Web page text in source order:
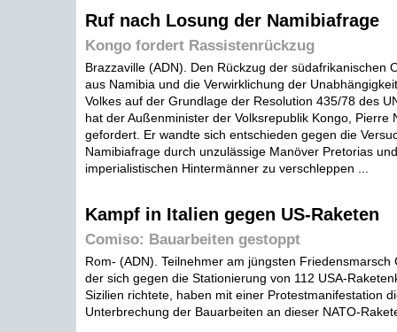
Ruf nach Losung der Namibiafrage
Kongo fordert Rassistenrückzug
Brazzaville (ADN). Den Rückzug der südafrikanischen
aus Namibia und die Verwirklichung der
Volkes auf der Grundlage der Resolution 435/78 des
hat der Außenminister der Volksrepublik Kongo, Pierre
gefordert. Er wandte sich entschieden gegen die
Namibiafrage durch unzulässige Manöver Pretorias
imperialistischen Hintermänner zu verschleppen ...
Kampf in Italien gegen US-Raketen
Comiso: Bauarbeiten gestoppt
Rom- (ADN). Teilnehmer am jüngsten
der sich gegen die Stationierung von 112 USA-
Sizilien richtete, haben mit einer Protestmanifestation
Unterbrechung der Bauarbeiten an dieser NATO-